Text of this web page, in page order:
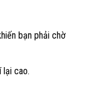
bạn phải chờ
lại cao.